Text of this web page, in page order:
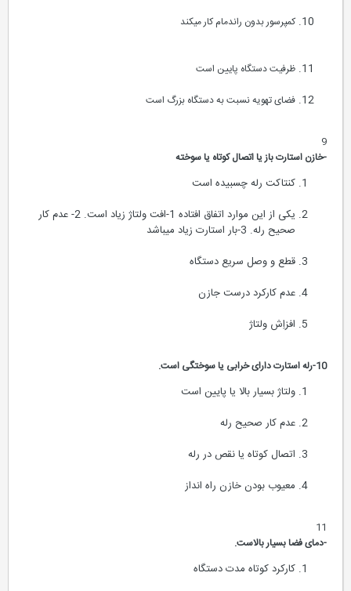
کمپرسور بدون راندمام کار میکند
ظرفیت دستگاه پایین است
فضای تهویه نسبت به دستگاه بزرگ است
-خازن استارت باز یا اتصال کوتاه یا سوخته
کنتاکت رله چسبیده است
یکی از این موارد اتفاق افتاده 1-افت ولتاژ زیاد است. 2- عدم کار
صحیح رله. 3-بار استارت زیاد میباشد
قطع و وصل سریع دستگاه
عدم کارکرد درست جازن
افزاِش ولتاژ
ولتاژ بسیار بالا یا پایین است
عدم کار صحیح رله
اتصال کوتاه یا نقص در رله
معیوب بودن خازن راه انداز
-دمای فضا بسیار بالاست.
کارکرد کوتاه مدت دستگاه